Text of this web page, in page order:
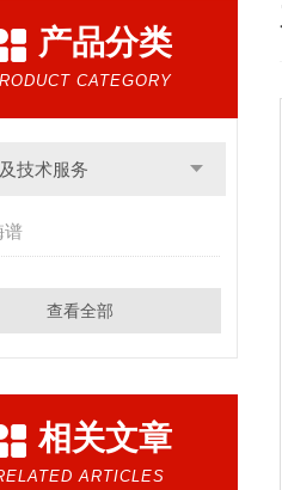
产品分类
CATEGORY
技术服务
谱
查看全部
相关文章
ARTICLES